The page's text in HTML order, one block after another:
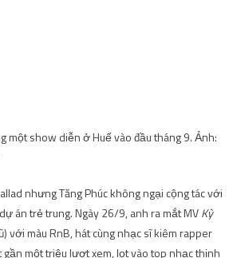
một show diễn ở Huế vào đầu tháng 9. Ảnh:
nhưng Tăng Phúc không ngại cộng tác với
án trẻ trung. Ngày 26/9, anh ra mắt MVKỳ
với màu RnB, hát cùng nhạc sĩ kiêm rapper
gần một triệu lượt xem, lọt vào top nhạc thịnh